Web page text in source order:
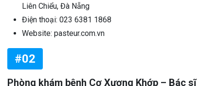
Liên Chiểu, Đà Nẵng
Điện thoại: 023 6381 1868
Website: pasteur.com.vn
#02
Phòng khám bệnh Cơ Xương Khớp – Bác sĩ